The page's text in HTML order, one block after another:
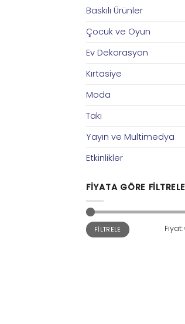
Baskılı Ürünler
Çocuk ve Oyun
Ev Dekorasyon
Kırtasiye
Moda
Takı
Yayın ve Multimedya
Etkinlikler
FIYATA GÖRE FILTRELE
En
düşük
fiyat
En
yüksek
fiyat
FILTRELE Fiyat: